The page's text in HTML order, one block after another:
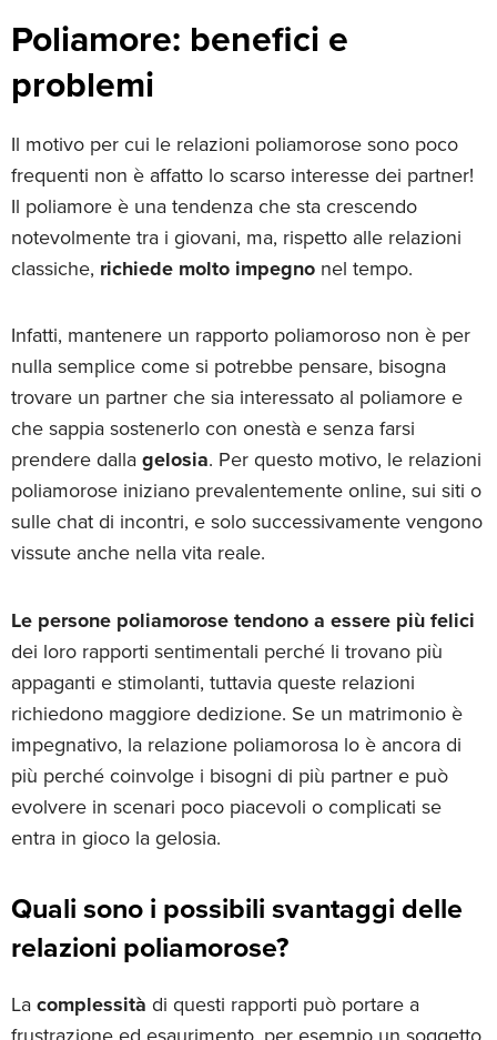
Poliamore: benefici e
problemi
Il motivo per cui le relazioni poliamorose sono poco
frequenti non è affatto lo scarso interesse dei partner!
Il poliamore è una tendenza che sta crescendo
notevolmente tra i giovani, ma, rispetto alle relazioni
classiche, richiede molto impegno nel tempo.
Infatti, mantenere un rapporto poliamoroso non è per
nulla semplice come si potrebbe pensare, bisogna
trovare un partner che sia interessato al poliamore e
che sappia sostenerlo con onestà e senza farsi
prendere dalla gelosia. Per questo motivo, le relazioni
poliamorose iniziano prevalentemente online, sui siti o
sulle chat di incontri, e solo successivamente vengono
vissute anche nella vita reale.
Le persone poliamorose tendono a essere più felici
dei loro rapporti sentimentali perché li trovano più
appaganti e stimolanti, tuttavia queste relazioni
richiedono maggiore dedizione. Se un matrimonio è
impegnativo, la relazione poliamorosa lo è ancora di
più perché coinvolge i bisogni di più partner e può
evolvere in scenari poco piacevoli o complicati se
entra in gioco la gelosia.
Quali sono i possibili svantaggi delle
relazioni poliamorose?
La complessità di questi rapporti può portare a